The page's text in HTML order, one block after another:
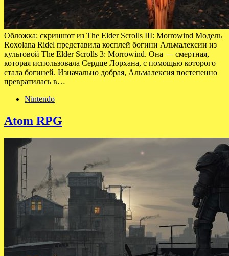
Обложка: скриншот из The Elder Scrolls III: Morrowind Модель
Roxolana Ridel представила косплей богини Альмалексии из
культовой The Elder Scrolls 3: Morrowind. Она — смертная,
которая использовала Сердце Лорхана, с помощью которого
стала богиней. Изначально добрая, Альмалексия постепенно
превратилась в…
Nintendo
Atom RPG